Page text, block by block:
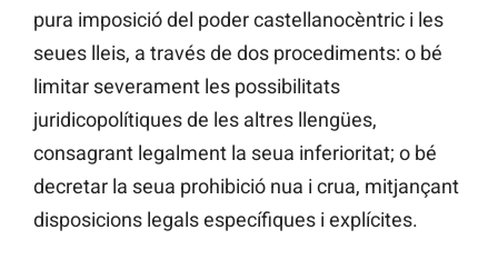
pura imposició del poder castellanocèntric i les
seues lleis, a través de dos procediments: o bé
limitar severament les possibilitats
juridicopolítiques de les altres llengües,
consagrant legalment la seua inferioritat; o bé
decretar la seua prohibició nua i crua, mitjançant
disposicions legals específiques i explícites.